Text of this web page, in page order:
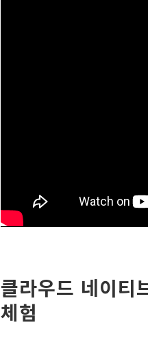
클라우드 네이티
체험